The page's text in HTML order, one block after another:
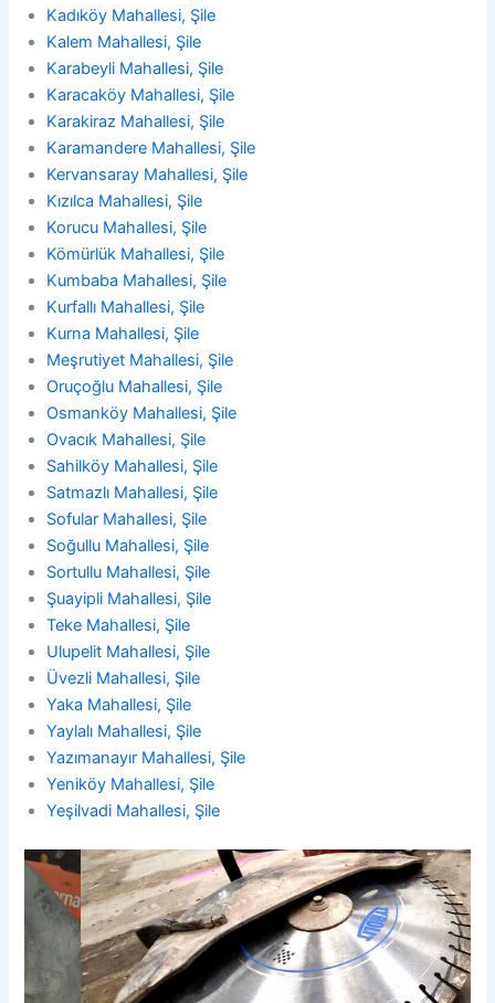
Kadıköy Mahallesi, Şile
Kalem Mahallesi, Şile
Karabeyli Mahallesi, Şile
Karacaköy Mahallesi, Şile
Karakiraz Mahallesi, Şile
Karamandere Mahallesi, Şile
Kervansaray Mahallesi, Şile
Kızılca Mahallesi, Şile
Korucu Mahallesi, Şile
Kömürlük Mahallesi, Şile
Kumbaba Mahallesi, Şile
Kurfallı Mahallesi, Şile
Kurna Mahallesi, Şile
Meşrutiyet Mahallesi, Şile
Oruçoğlu Mahallesi, Şile
Osmanköy Mahallesi, Şile
Ovacık Mahallesi, Şile
Sahilköy Mahallesi, Şile
Satmazlı Mahallesi, Şile
Sofular Mahallesi, Şile
Soğullu Mahallesi, Şile
Sortullu Mahallesi, Şile
Şuayipli Mahallesi, Şile
Teke Mahallesi, Şile
Ulupelit Mahallesi, Şile
Üvezli Mahallesi, Şile
Yaka Mahallesi, Şile
Yaylalı Mahallesi, Şile
Yazımanayır Mahallesi, Şile
Yeniköy Mahallesi, Şile
Yeşilvadi Mahallesi, Şile